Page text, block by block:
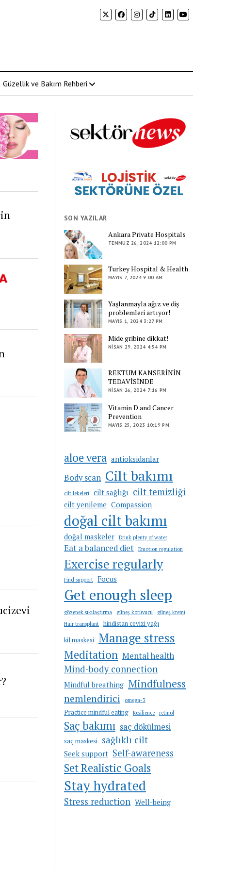
Güzellik ve Bakım Rehberi
SON YAZILAR
Ankara Private Hospitals
TEMMUZ 26, 2024 12:00 PM
Turkey Hospital & Health
MAYIS 7, 2024 9:00 AM
Yaşlanmayla ağız ve diş
problemleri artıyor!
MAYIS 1, 2024 3:27 PM
Mide gribine dikkat!
NISAN 29, 2024 4:54 PM
REKTUM KANSERİNİN
TEDAVİSİNDE
NISAN 26, 2024 7:16 PM
Vitamin D and Cancer
Prevention
MAYIS 25, 2023 10:19 PM
aloe vera antioksidanlar
Body scan Cilt bakımı
cilt lekeleri cilt sağlığı cilt temizliği
cilt yenileme Compassion
doğal cilt bakımı
doğal maskeler Drink plenty of water
Eat a balanced diet Emotion regulation
Exercise regularly
Find support Focus
Get enough sleep
gözenek sıkılaştırma güneş koruyucu
güneş kremi
Hair transplant
hindistan cevizi yağı
kil maskesi Manage stress
Meditation Mental health
Mind-body connection
Mindful breathing Mindfulness
nemlendirici omega-3
Practice mindful eating Resilience retinol
Saç bakımı saç dökülmesi
saç maskesi sağlıklı cilt
Seek support Self-awareness
Set Realistic Goals
Stay hydrated
Stress reduction Well-being